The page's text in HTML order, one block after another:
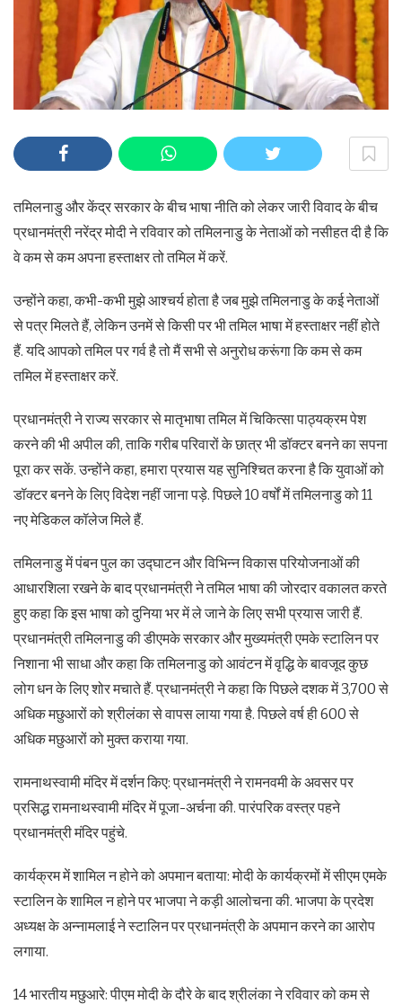
तमिलनाडु और केंद्र सरकार के बीच भाषा नीति को लेकर जारी विवाद के बीच
प्रधानमंत्री नरेंद्र मोदी ने रविवार को तमिलनाडु के नेताओं को नसीहत दी है कि
वे कम से कम अपना हस्ताक्षर तो तमिल में करें.
उन्होंने कहा, कभी-कभी मुझे आश्चर्य होता है जब मुझे तमिलनाडु के कई नेताओं
से पत्र मिलते हैं, लेकिन उनमें से किसी पर भी तमिल भाषा में हस्ताक्षर नहीं होते
हैं. यदि आपको तमिल पर गर्व है तो मैं सभी से अनुरोध करूंगा कि कम से कम
तमिल में हस्ताक्षर करें.
प्रधानमंत्री ने राज्य सरकार से मातृभाषा तमिल में चिकित्सा पाठ्यक्रम पेश
करने की भी अपील की, ताकि गरीब परिवारों के छात्र भी डॉक्टर बनने का सपना
पूरा कर सकें. उन्होंने कहा, हमारा प्रयास यह सुनिश्चित करना है कि युवाओं को
डॉक्टर बनने के लिए विदेश नहीं जाना पड़े. पिछले 10 वर्षों में तमिलनाडु को 11
नए मेडिकल कॉलेज मिले हैं.
तमिलनाडु में पंबन पुल का उद्घाटन और विभिन्न विकास परियोजनाओं की
आधारशिला रखने के बाद प्रधानमंत्री ने तमिल भाषा की जोरदार वकालत करते
हुए कहा कि इस भाषा को दुनिया भर में ले जाने के लिए सभी प्रयास जारी हैं.
प्रधानमंत्री तमिलनाडु की डीएमके सरकार और मुख्यमंत्री एमके स्टालिन पर
निशाना भी साधा और कहा कि तमिलनाडु को आवंटन में वृद्धि के बावजूद कुछ
लोग धन के लिए शोर मचाते हैं. प्रधानमंत्री ने कहा कि पिछले दशक में 3,700 से
अधिक मछुआरों को श्रीलंका से वापस लाया गया है. पिछले वर्ष ही 600 से
अधिक मछुआरों को मुक्त कराया गया.
रामनाथस्वामी मंदिर में दर्शन किए: प्रधानमंत्री ने रामनवमी के अवसर पर
प्रसिद्ध रामनाथस्वामी मंदिर में पूजा-अर्चना की. पारंपरिक वस्त्र पहने
प्रधानमंत्री मंदिर पहुंचे.
कार्यक्रम में शामिल न होने को अपमान बताया: मोदी के कार्यक्रमों में सीएम एमके
स्टालिन के शामिल न होने पर भाजपा ने कड़ी आलोचना की. भाजपा के प्रदेश
अध्यक्ष के अन्नामलाई ने स्टालिन पर प्रधानमंत्री के अपमान करने का आरोप
लगाया.
14 भारतीय मछुआरे: पीएम मोदी के दौरे के बाद श्रीलंका ने रविवार को कम से